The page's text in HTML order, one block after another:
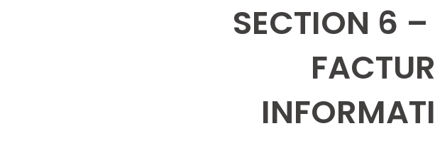
SECTION 6 –